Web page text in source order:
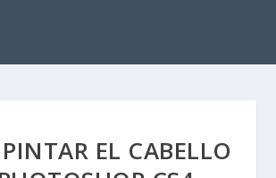
EL CABELLO